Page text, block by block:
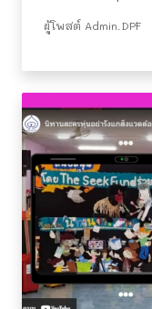
ผู้โพสต์ Admin.DPF